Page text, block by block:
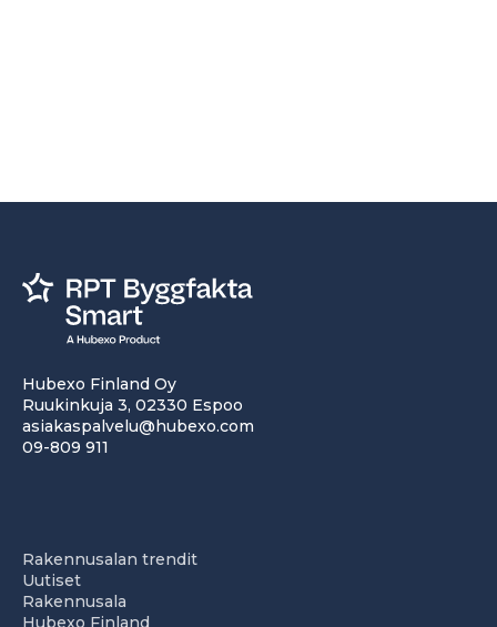
Hubexo Finland Oy
Ruukinkuja 3, 02330 Espoo
asiakaspalvelu@hubexo.com
09-809 911
Rakennusalan trendit
Uutiset
Rakennusala
Hubexo Finland